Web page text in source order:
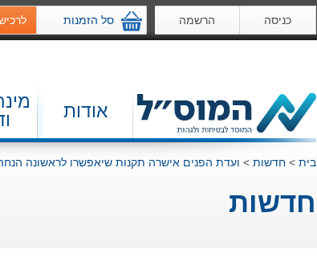
כניסה הרשמה סל הזמנות
אודות
בית > חדשות > ועדת הפנים אישרה תקנות שיאפשרו לראשונה
חדשות